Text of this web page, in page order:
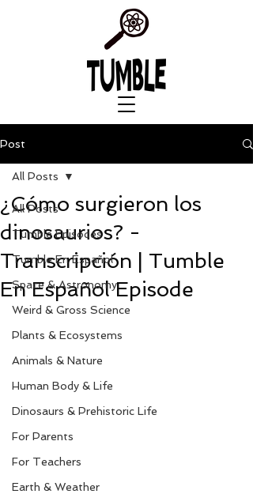
Post
All Posts
Tumble Episodes
Tumble En Español
Space & Astronomy
Weird & Gross Science
Plants & Ecosystems
Animals & Nature
Human Body & Life
Dinosaurs & Prehistoric Life
For Parents
For Teachers
Earth & Weather
All Posts
¿Cómo surgieron los
dinosaurios? -
Transcripción | Tumble
En Español Episode